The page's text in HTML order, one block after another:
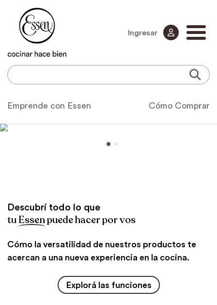
Ingresar
Emprende con Essen Cómo Comprar
Descubrí todo lo que
tuEssenpuede hacer por vos
Cómo la versatilidad de nuestros productos te
acercan a una nueva experiencia en la cocina.
Explorá las funciones